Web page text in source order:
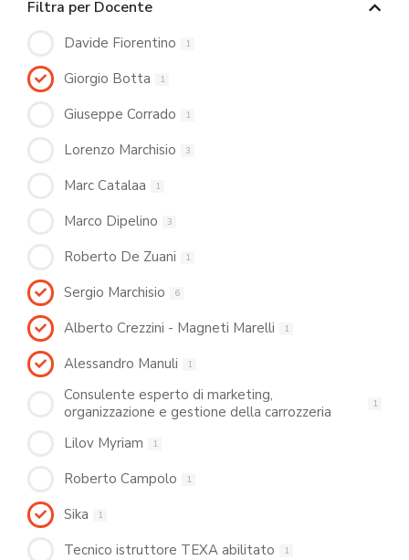
Filtra per Docente
Davide Fiorentino 1
Giorgio Botta 1
Giuseppe Corrado 1
Lorenzo Marchisio 3
Marc Catalaa 1
Marco Dipelino 3
Roberto De Zuani 1
Sergio Marchisio 6
Alberto Crezzini - Magneti Marelli 1
Alessandro Manuli 1
Consulente esperto di marketing,
organizzazione e gestione della carrozzeria
1
Lilov Myriam 1
Roberto Campolo 1
Sika 1
Tecnico istruttore TEXA abilitato 1